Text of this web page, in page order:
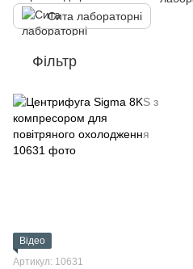
Сита лабораторні
Фільтр
Відео
Артикул: 10631